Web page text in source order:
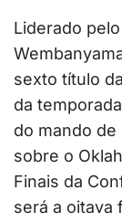
Liderado
sexto título
da
do mando de
sobre o
Finais da
será a oitava